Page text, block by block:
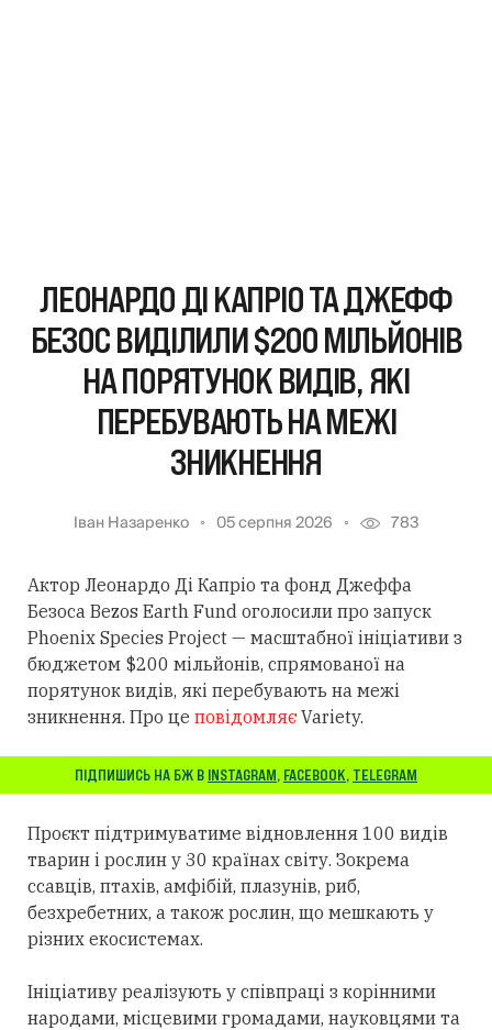
ЛЕОНАРДО ДІ КАПРІО ТА ДЖЕФФ
БЕЗОС ВИДІЛИЛИ $200 МІЛЬЙОНІВ
НА ПОРЯТУНОК ВИДІВ, ЯКІ
ПЕРЕБУВАЮТЬ НА МЕЖІ
ЗНИКНЕННЯ
Іван Назаренко 05 серпня 2026 783
Актор Леонардо Ді Капріо та фонд Джеффа
Безоса Bezos Earth Fund оголосили про запуск
Phoenix Species Project — масштабної ініціативи з
бюджетом $200 мільйонів, спрямованої на
порятунок видів, які перебувають на межі
зникнення. Про це повідомляєVariety.
ПІДПИШИСЬ НА БЖ В INSTAGRAM, FACEBOOK, TELEGRAM
Проєкт підтримуватиме відновлення 100 видів
тварин і рослин у 30 країнах світу. Зокрема
ссавців, птахів, амфібій, плазунів, риб,
безхребетних, а також рослин, що мешкають у
різних екосистемах.
Ініціативу реалізують у співпраці з корінними
народами, місцевими громадами, науковцями та